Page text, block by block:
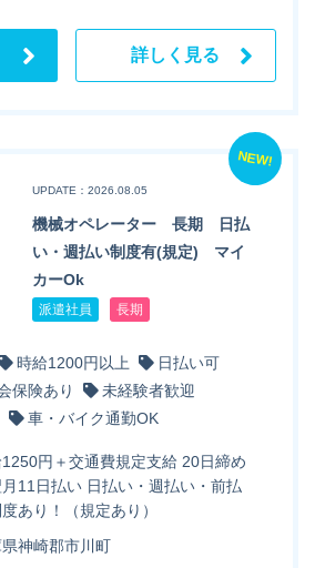
詳しく見る
NEW!
UPDATE：2026.08.05
機械オペレーター 長期 日払
い・週払い制度有(規定) マイ
カーOk
派遣社員 長期
時給1200円以上
日払い可
保険あり
未経験者歓迎
車・バイク通勤OK
円＋交通費規定支給 20日締め
11日払い 日払い・週払い・前払
あり！（規定あり）
神崎郡市川町